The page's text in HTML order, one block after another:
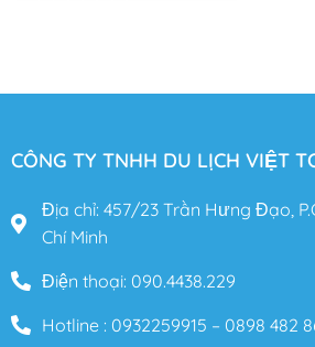
CÔNG TY TNHH DU LỊCH VIỆT
Địa chỉ: 457/23 Trần Hưng Đạo,
Chí Minh
Điện thoại: 090.4438.229
Hotline : 0932259915 – 0898 482